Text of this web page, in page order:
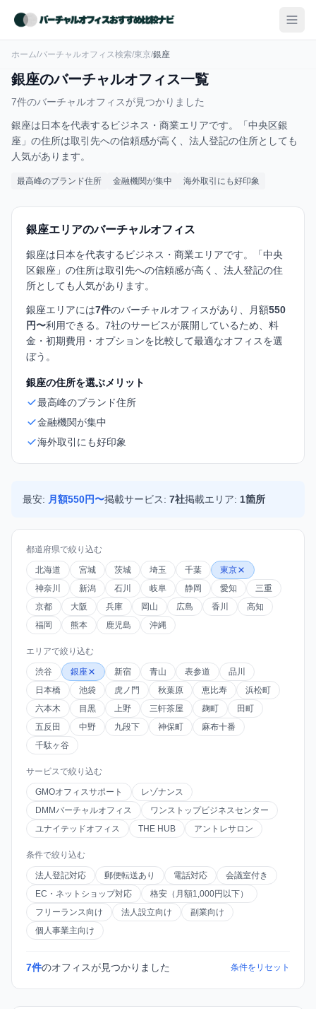
ホーム/バーチャルオフィス検索/東京/銀座
銀座のバーチャルオフィス一覧
7件のバーチャルオフィスが見つかりました
銀座は日本を代表するビジネス・商業エリアです。「中央区銀
座」の住所は取引先への信頼感が高く、法人登記の住所としても
人気があります。
最高峰のブランド住所 金融機関が集中 海外取引にも好印象
銀座エリアのバーチャルオフィス
銀座は日本を代表するビジネス・商業エリアです。「中央
区銀座」の住所は取引先への信頼感が高く、法人登記の住
所としても人気があります。
銀座エリアには7件のバーチャルオフィスがあり、月額550
円〜利用できる。7社のサービスが展開しているため、料
金・初期費用・オプションを比較して最適なオフィスを選
ぼう。
銀座の住所を選ぶメリット
最高峰のブランド住所
金融機関が集中
海外取引にも好印象
最安: 月額550円〜掲載サービス: 7社掲載エリア: 1箇所
都道府県で絞り込む
北海道 宮城 茨城 埼玉 千葉
東京
神奈川
新潟 石川 岐阜 静岡 愛知
三重
京都
大阪 兵庫 岡山 広島 香川
高知
福岡
熊本 鹿児島 沖縄
エリアで絞り込む
渋谷 銀座 新宿 青山 表参道
品川
日本橋
池袋 虎ノ門 秋葉原 恵比寿
浜松町
六本木
目黒 上野 三軒茶屋 麹町
田町
五反田
中野 九段下 神保町
麻布十番
千駄ヶ谷
サービスで絞り込む
GMOオフィスサポート
レゾナンス
DMMバーチャルオフィス
ワンストップビジネスセンター
ユナイテッドオフィス
THE HUB アントレサロン
条件で絞り込む
法人登記対応 郵便転送あり 電話対応
会議室付き
EC・ネットショップ対応
格安（月額1,000円以下）
フリーランス向け
法人設立向け
副業向け
個人事業主向け
7件のオフィスが見つかりました 条件をリセット